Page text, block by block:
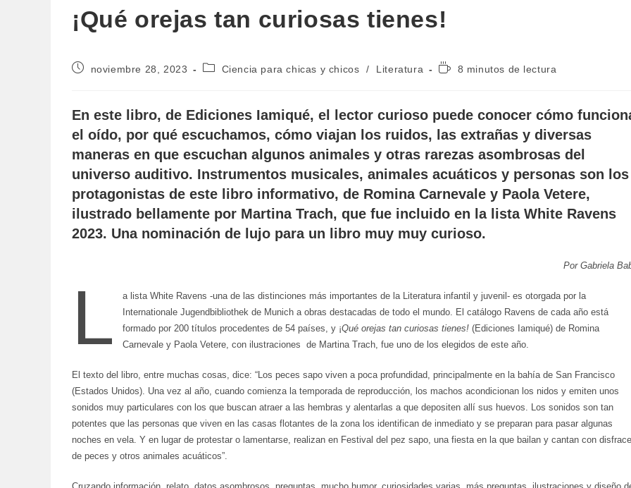
¡Qué orejas tan curiosas tienes!
Publicación
noviembre 28, 2023
Categoría
entrada:
Ciencia para chicas y chicos / Literatura
Tiempo8 minutos de lectura
En este libro, de Ediciones Iamiqué, el lector curioso puede conocer cómo
el oído, por qué escuchamos, cómo viajan los ruidos, las extrañas y diversas
maneras en que escuchan algunos animales y otras rarezas asombrosas del
universo auditivo. Instrumentos musicales, animales acuáticos y personas son los
protagonistas de este libro informativo, de Romina Carnevale y Paola Vetere,
ilustrado bellamente por Martina Trach, que fue incluido en la lista White Ravens
2023. Una nominación de lujo para un libro muy muy curioso.
Por Gabriela
L
a lista White Ravens -una de las distinciones más importantes de la Literatura infantil y juvenil- es otorgada por la
Internationale Jugendbibliothek de Munich a obras destacadas de todo el mundo. El catálogo Ravens de cada año está
formado por 200 títulos procedentes de 54 países, y ¡Qué orejas tan curiosas tienes! (Ediciones Iamiqué) de Romina
Carnevale y Paola Vetere, con ilustraciones de Martina Trach, fue uno de los elegidos de este año.
El texto del libro, entre muchas cosas, dice: “Los peces sapo viven a poca profundidad, principalmente en la bahía de San Francisco
(Estados Unidos). Una vez al año, cuando comienza la temporada de reproducción, los machos acondicionan los nidos y emiten unos
sonidos muy particulares con los que buscan atraer a las hembras y alentarlas a que depositen allí sus huevos. Los sonidos son tan
potentes que las personas que viven en las casas flotantes de la zona los identifican de inmediato y se preparan para pasar algunas
noches en vela. Y en lugar de protestar o lamentarse, realizan en Festival del pez sapo, una fiesta en la que bailan y cantan con
de peces y otros animales acuáticos”.